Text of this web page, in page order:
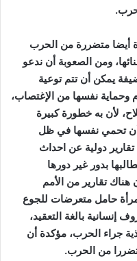
نيوز24″ إن المرأة أيضا متضررة من الحرب
ومن الصعوبة أن ندعو
يمكن أن تتم توعية
وحماية نفسها من الإغتصاب،
لأن به خطورة كبيرة
أن تحمي نفسها في ظل
دولية عن احداث
بدور غير دورها
تقارير من الأمم
إلى أن هناك 167 الف إمرأة حامل متعرضات للجوع
بالغة التعقيد،
جراء الحرب، مؤكدة أن
تضررا من الحرب.